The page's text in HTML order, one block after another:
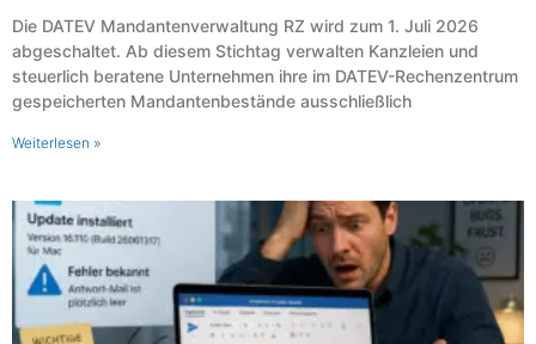
Die DATEV Mandantenverwaltung RZ wird zum 1. Juli 2026
abgeschaltet. Ab diesem Stichtag verwalten Kanzleien und
steuerlich beratene Unternehmen ihre im DATEV-Rechenzentrum
gespeicherten Mandantenbestände ausschließlich
Weiterlesen »